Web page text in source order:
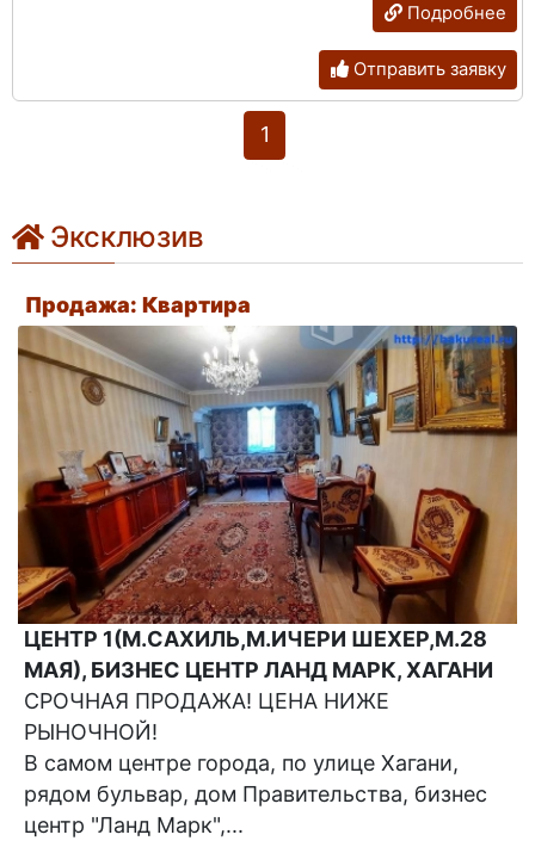
Подробнее
Отправить заявку
1
Эксклюзив
Продажа: Квартира
ЦЕНТР 1(М.САХИЛЬ,М.ИЧЕРИ ШЕХЕР,М.28
МАЯ), БИЗНЕС ЦЕНТР ЛАНД МАРК, ХАГАНИ
СРОЧНАЯ ПРОДАЖА! ЦЕНА НИЖЕ
РЫНОЧНОЙ!
В самом центре города, по улице Хагани,
рядом бульвар, дом Правительства, бизнес
центр "Ланд Марк",...